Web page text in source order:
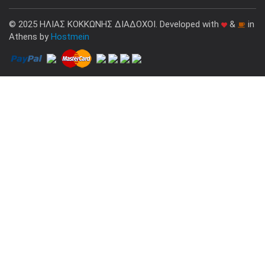
© 2025 ΗΛΙΑΣ ΚΟΚΚΩΝΗΣ ΔΙΑΔΟΧΟΙ. Developed with &
in
Athens by Hostmein